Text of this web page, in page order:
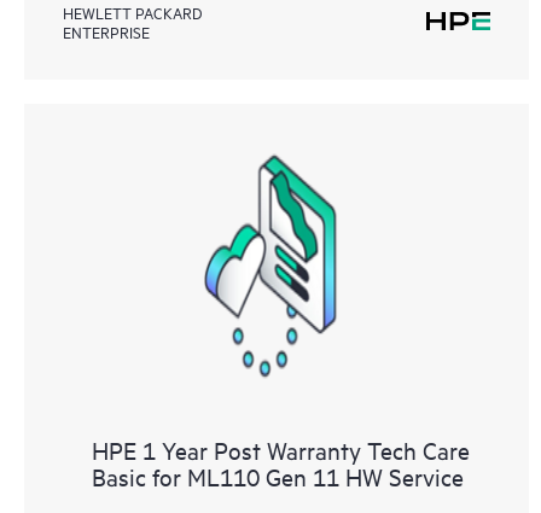
HEWLETT PACKARD
ENTERPRISE
HPE 1 Year Post Warranty Tech Care
Basic for ML110 Gen 11 HW Service